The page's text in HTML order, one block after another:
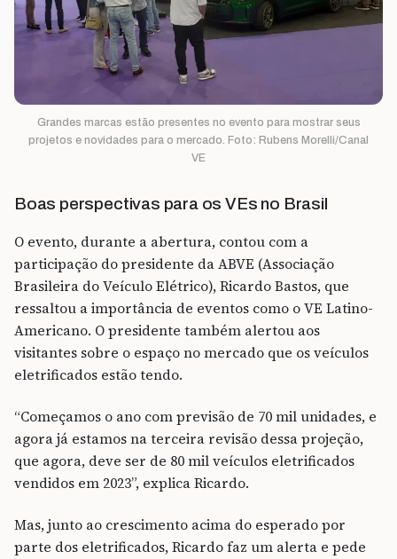
Grandes marcas estão presentes no evento para mostrar seus
projetos e novidades para o mercado. Foto: Rubens Morelli/Canal
VE
Boas perspectivas para os VEs no Brasil
O evento, durante a abertura, contou com a
participação do presidente da ABVE (Associação
Brasileira do Veículo Elétrico), Ricardo Bastos, que
ressaltou a importância de eventos como o VE Latino-
Americano. O presidente também alertou aos
visitantes sobre o espaço no mercado que os veículos
eletrificados estão tendo.
“Começamos o ano com previsão de 70 mil unidades, e
agora já estamos na terceira revisão dessa projeção,
que agora, deve ser de 80 mil veículos eletrificados
vendidos em 2023”, explica Ricardo.
Mas, junto ao crescimento acima do esperado por
parte dos eletrificados, Ricardo faz um alerta e pede